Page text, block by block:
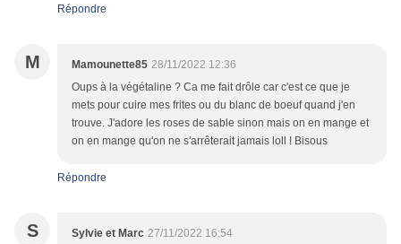
Répondre
M Mamounette85 28/11/2022 12:36
Oups à la végétaline ? Ca me fait drôle car c'est ce que je
mets pour cuire mes frites ou du blanc de boeuf quand j'en
trouve. J'adore les roses de sable sinon mais on en mange et
on en mange qu'on ne s'arrêterait jamais loll ! Bisous
Répondre
S Sylvie et Marc 27/11/2022 16:54